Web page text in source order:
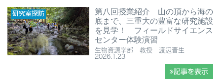
研究室探訪
第八回授業紹介 ⼭の頂から海の
底まで、三重大の豊富な研究施設
を見学！ フィールドサイエンス
センター体験演習
生物資源学部 教授 渡辺晋生
2026.1.23
記事を表示